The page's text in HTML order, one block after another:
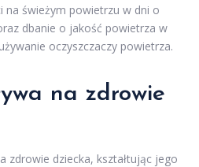
na świeżym powietrzu w dni o
dbanie o jakość powietrza w
oczyszczaczy powietrza.
na zdrowie
zdrowie dziecka, kształtując jego